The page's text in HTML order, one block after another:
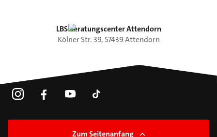
LBS Beratungscenter Attendorn
Kölner Str. 39, 57439Attendorn
Zum Seitenanfang